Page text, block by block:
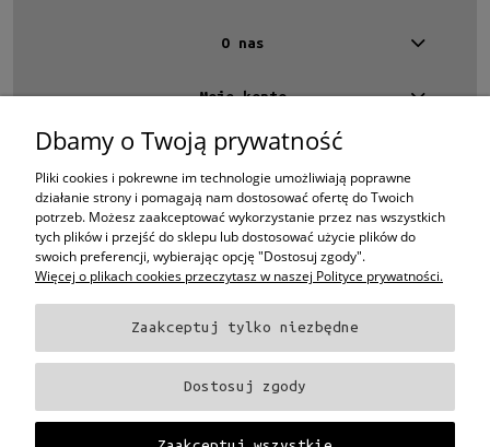
O nas
Moje konto
Kontakt
4 EYES OPTYKA -
optyk Warszawa
ul.Chmielna 4
00-020 Warszawa
woj. mazowieckie
+48 696 015 670
sklep@4eyes.pl
Oprawki i okulary Ray-BanOprawki i okulary PersolOprawki i okulary Polo
Oprawki i okulary Tom Ford Oprawki i okulary Miu Miu
Oprawki i okulary Prada
Oprawki i okulary Ray-Ban Aviator
Oprawki i okulary DiorOprawki i okulary Oliver PeoplesOprawki i okulary
Oprawki i okulary FendiOprawki i okulary Celine
Dbamy o Twoją prywatność
Pliki cookies i pokrewne im technologie umożliwiają poprawne
działanie strony i pomagają nam dostosować ofertę do Twoich
potrzeb. Możesz zaakceptować wykorzystanie przez nas wszystkich
tych plików i przejść do sklepu lub dostosować użycie plików do
swoich preferencji, wybierając opcję "Dostosuj zgody".
Więcej o plikach cookies przeczytasz w naszej Polityce prywatności.
Zaakceptuj tylko niezbędne
Dostosuj zgody